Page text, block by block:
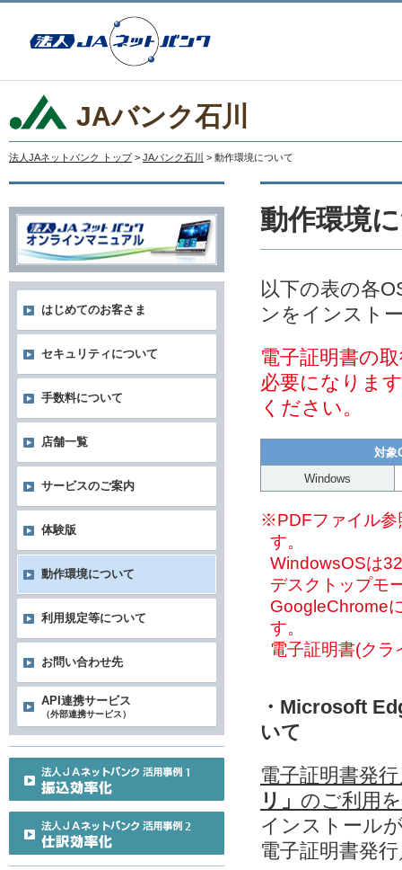
JAバンク石川
法人JAネットバンク トップ > JAバンク石川 > 動作環境について
動作環境
以下の表の各
ンをインスト
電子証明書の
必要になりま
ください。
対象
Windows
※PDFファイル参
す。
WindowsOSは
デスクトップモ
GoogleChrome
す。
電子証明書(ク
・Microsoft
いて
電子証明書発
リ」 のご利用
インストール
電子証明書発
はじめてのお客さま
セキュリティについて
手数料について
店舗一覧
サービスのご案内
体験版
動作環境について
利用規定等について
お問い合わせ先
API連携サービス
（外部連携サービス）